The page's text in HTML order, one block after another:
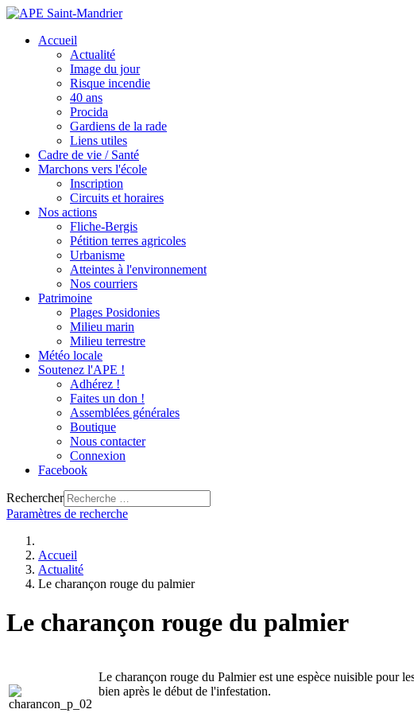
Accueil
Actualité
Image du jour
Risque incendie
40 ans
Procida
Gardiens de la rade
Liens utiles
Cadre de vie / Santé
Marchons vers l'école
Inscription
Circuits et horaires
Nos actions
Fliche-Bergis
Pétition terres agricoles
Urbanisme
Atteintes à l'environnement
Nos courriers
Patrimoine
Plages Posidonies
Milieu marin
Milieu terrestre
Météo locale
Soutenez l'APE !
Adhérez !
Faites un don !
Assemblées générales
Boutique
Nous contacter
Connexion
Facebook
Rechercher
Paramètres de recherche
Accueil
Actualité
Le charançon rouge du palmier
Le charançon rouge du palmier
Le charançon rouge du Palmier est une espèce nuisible pour
bien après le début de l'infestation.